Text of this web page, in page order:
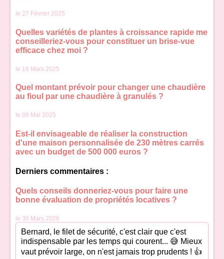
le 27 Février 2025
Quelles variétés de plantes à croissance rapide me
conseilleriez-vous pour constituer un brise-vue
efficace chez moi ?
le 16 Mars 2025
Quel montant prévoir pour changer une chaudière
au fioul par une chaudière à granulés ?
le 09 Mai 2025
Est-il envisageable de réaliser la construction
d'une maison personnalisée de 230 mètres carrés
avec un budget de 500 000 euros ?
Derniers commentaires :
Quels conseils donneriez-vous pour faire une
bonne évaluation de propriétés locatives ?
le 30 Mars 2026
Bernard, le filet de sécurité, c'est clair que c'est
indispensable par les temps qui courent... 😅 Mieux
vaut prévoir large, on n'est jamais trop prudents ! 👍